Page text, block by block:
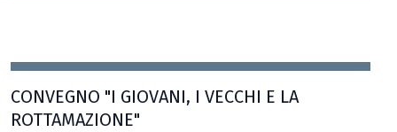
CONVEGNO "I GIOVANI, I VECCHI E LA
ROTTAMAZIONE"